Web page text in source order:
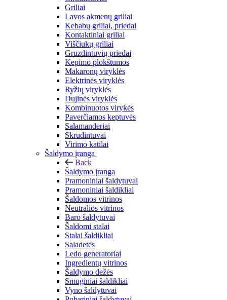
Griliai
Lavos akmenų griliai
Kebabų griliai, priedai
Kontaktiniai griliai
Viščiukų griliai
Gruzdintuvių priedai
Kepimo plokštumos
Makaronų viryklės
Elektrinės viryklės
Ryžių viryklės
Dujinės viryklės
Kombinuotos virykės
Paverčiamos keptuvės
Salamanderiai
Skrudintuvai
Virimo katilai
Šaldymo įranga
Back
Šaldymo įranga
Pramoniniai šaldytuvai
Pramoniniai šaldikliai
Šaldomos vitrinos
Neutralios vitrinos
Baro šaldytuvai
Šaldomi stalai
Stalai šaldikliai
Saladetės
Ledo generatoriai
Ingredientų vitrinos
Šaldymo dežės
Smūginiai šaldikliai
Vyno šaldytuvai